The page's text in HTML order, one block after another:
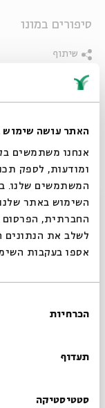
האתר עושה שימוש
ומודעות, לספק
המשתמשים שלנו.
השימוש באתר
החברתית, הפרסום
לשלב את
אספו בעקבות
הסכמה
הכרחיות
תעדוף
סטטיסטיקה
סיפורים במונו
שיתוף
תגיות: סיפורים במונו
עם: יואב קוטנר, טל
סגור